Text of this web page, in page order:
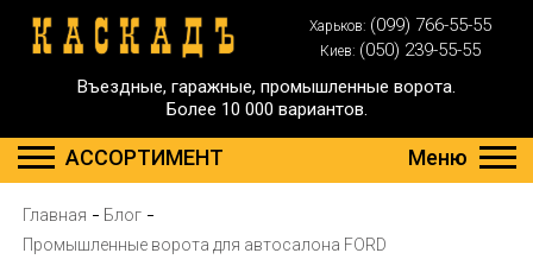
Харьков: (099) 766-55-55
Киев: (050) 239-55-55
Въездные, гаражные, промышленные ворота.
Более 10 000 вариантов.
АССОРТИМЕНТ Меню
Главная
Блог
Промышленные ворота для автосалона FORD